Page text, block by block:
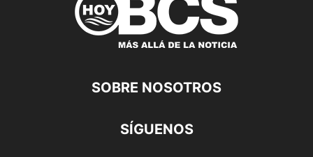
SOBRE NOSOTROS
SÍGUENOS